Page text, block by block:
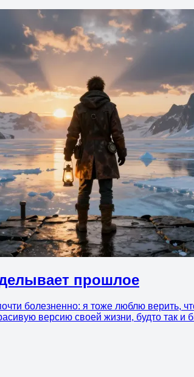
прошлое
болезненно: я тоже люблю верить,
версию своей жизни, будто так и